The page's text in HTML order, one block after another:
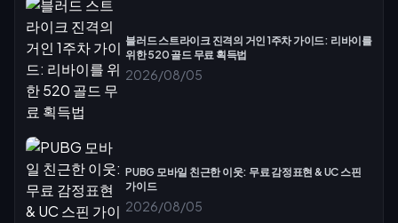
블러드 스트라이크 진격의 거인 1주차 가이드: 리바이를
위한 520 골드 무료 획득법
2026/08/05
PUBG 모바일 친근한 이웃: 무료 감정표현 & UC 스핀
가이드
2026/08/05